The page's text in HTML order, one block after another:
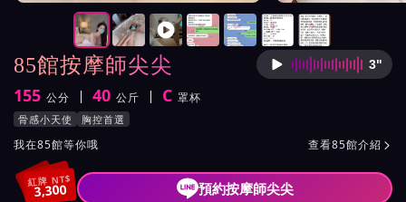
85館按摩師尖尖 按摩師
3"
身高
155 公分
體重 40 公斤
罩杯 C 罩杯
按摩師尖尖服務風格與特色
骨感小天使 胸控首選
按摩師尖尖所屬按摩會館介紹與班表
我在85館等你哦 查看85館介紹 
紅牌 NT$
3,300 預約按摩師尖尖
按摩師尖尖照片展示與影片介紹及客戶評價截屏展示